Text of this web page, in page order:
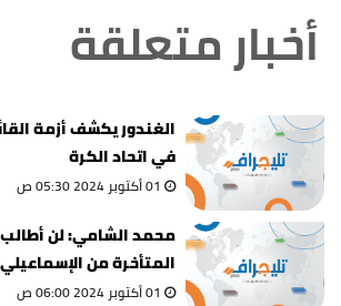
أخبار متعلقة
الغندور يكشف أزمة
في اتحاد الكرة
01 أكتوبر 2024 05:30 ص
محمد الشامي: لن
المتأخرة من الإسماعيلي
01 أكتوبر 2024 06:00 ص